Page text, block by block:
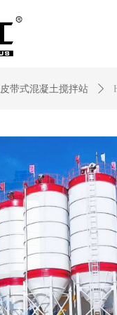
皮带式混凝土搅拌站 ꄲ